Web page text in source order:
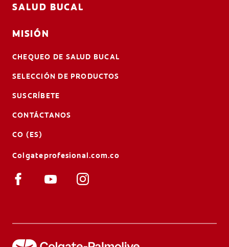
SALUD BUCAL
MISIÓN
CHEQUEO DE SALUD BUCAL
SELECCIÓN DE PRODUCTOS
SUSCRÍBETE
CONTÁCTANOS
CO (ES)
Colgateprofesional.com.co